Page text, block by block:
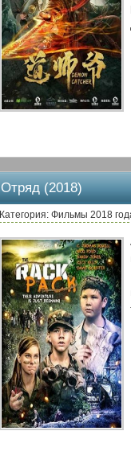
Отряд (2018)
Категория: Фильмы 2018